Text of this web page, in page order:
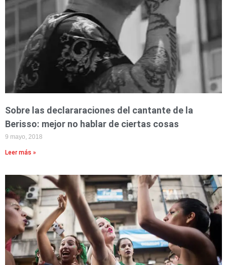
Sobre las declararaciones del cantante de la
Berisso: mejor no hablar de ciertas cosas
9 mayo, 2018
Leer más »